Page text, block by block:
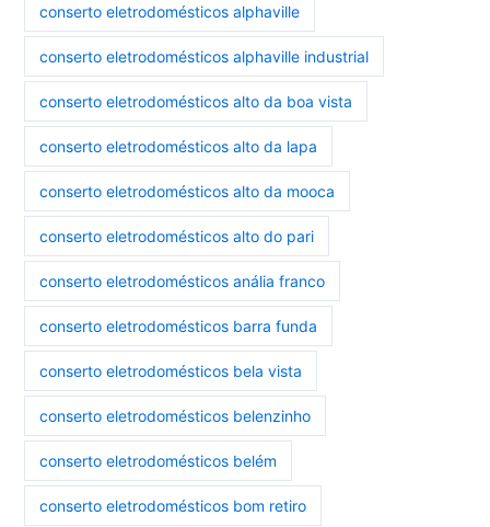
conserto eletrodomésticos alphaville
conserto eletrodomésticos alphaville industrial
conserto eletrodomésticos alto da boa vista
conserto eletrodomésticos alto da lapa
conserto eletrodomésticos alto da mooca
conserto eletrodomésticos alto do pari
conserto eletrodomésticos anália franco
conserto eletrodomésticos barra funda
conserto eletrodomésticos bela vista
conserto eletrodomésticos belenzinho
conserto eletrodomésticos belém
conserto eletrodomésticos bom retiro